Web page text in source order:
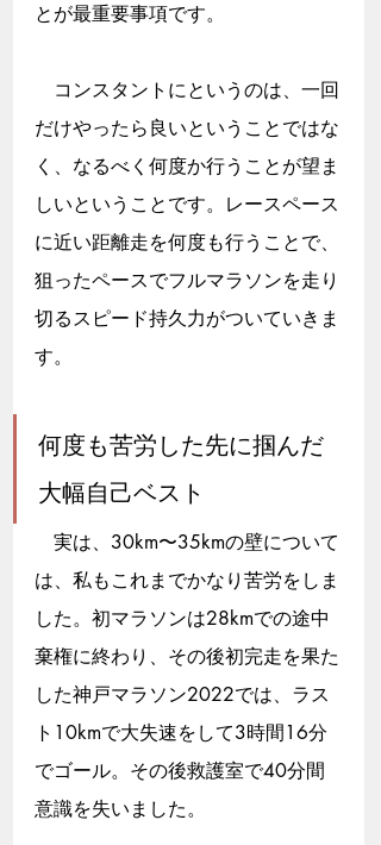
とが最重要事項です。
コンスタントにというのは、一回
だけやったら良いということではな
く、なるべく何度か行うことが望ま
しいということです。レースペース
に近い距離走を何度も行うことで、
狙ったペースでフルマラソンを走り
切るスピード持久力がついていきま
す。
何度も苦労した先に掴んだ
大幅自己ベスト
実は、30km〜35kmの壁について
は、私もこれまでかなり苦労をしま
した。初マラソンは28kmでの途中
棄権に終わり、その後初完走を果た
した神戸マラソン2022では、ラス
ト10kmで大失速をして3時間16分
でゴール。その後救護室で40分間
意識を失いました。